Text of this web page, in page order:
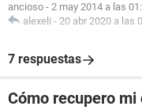
ancioso - 2 may 2014 a las
alexeli - 20 abr 2020 a las
7 respuestas
Cómo recupero